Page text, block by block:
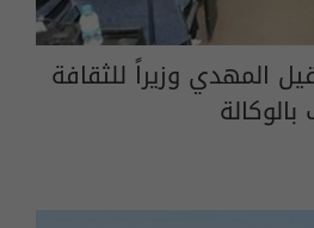
المهدي وزيراً للثقافة